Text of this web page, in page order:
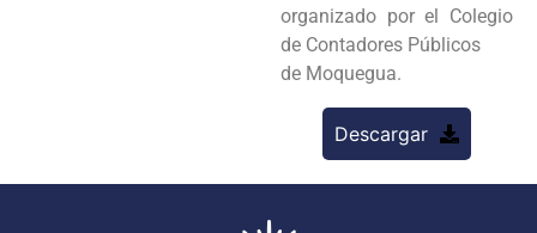
organizado por el Colegio
de Contadores Públicos
de Moquegua.
Descargar